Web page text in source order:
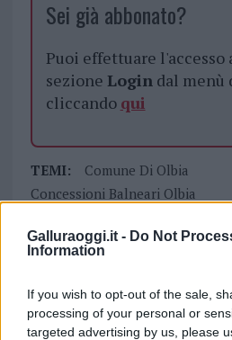
Galluraoggi.it - Do Not
Information
If you wish to opt-out of the sale,
processing of your personal or
targeted advertising by us, please
Sei già abbonato?
Puoi effettuare l'accesso
sezione Logindal menù
cliccando qui
TEMI:
Comune Di Olbia
Concessioni Balneari Olbia
Inviaci le tue
345 356 7512